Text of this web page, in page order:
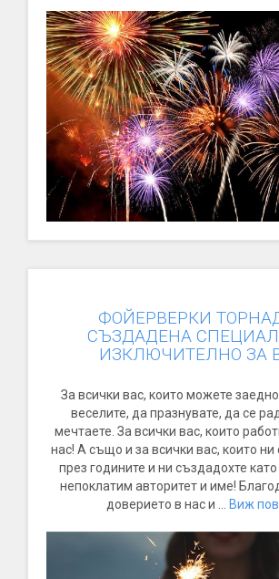
ФОЙЕРВЕРКИ
СЪЗДАДЕНА
ИЗКЛЮЧИТЕЛНО ЗА
За всички вас, които можете
веселите, да празнувате, да се
мечтаете. За всички вас, които
нас! А също и за всички вас, които ни
през годините и ни създадохте
непоклатим авторитет и име!
доверието в нас и ...
Виж